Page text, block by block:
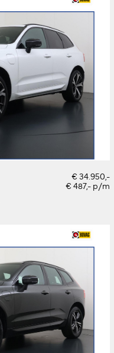
€ 34.950,-
€ 487,- p/m